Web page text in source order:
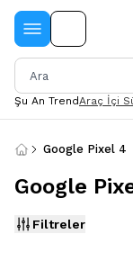
Şu An TrendAraç İçi
Google Pixel 4
Google
Filtreler